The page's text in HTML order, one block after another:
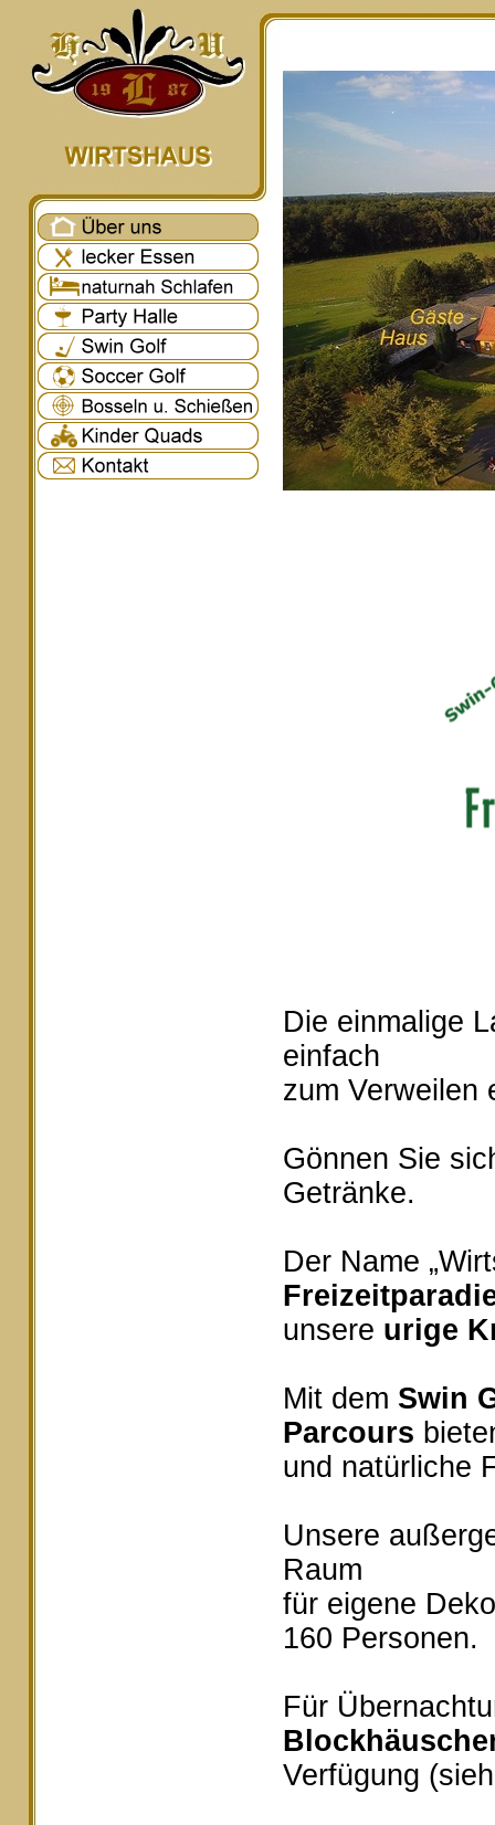
Die einmalige
einfach
zum Verweilen
Gönnen Sie
Getränke.
Der Name
unsere urige
Mit dem Swin
Parcours
und natürliche
Unsere
Raum
für eigene
160 Personen.
Für
Verfügung